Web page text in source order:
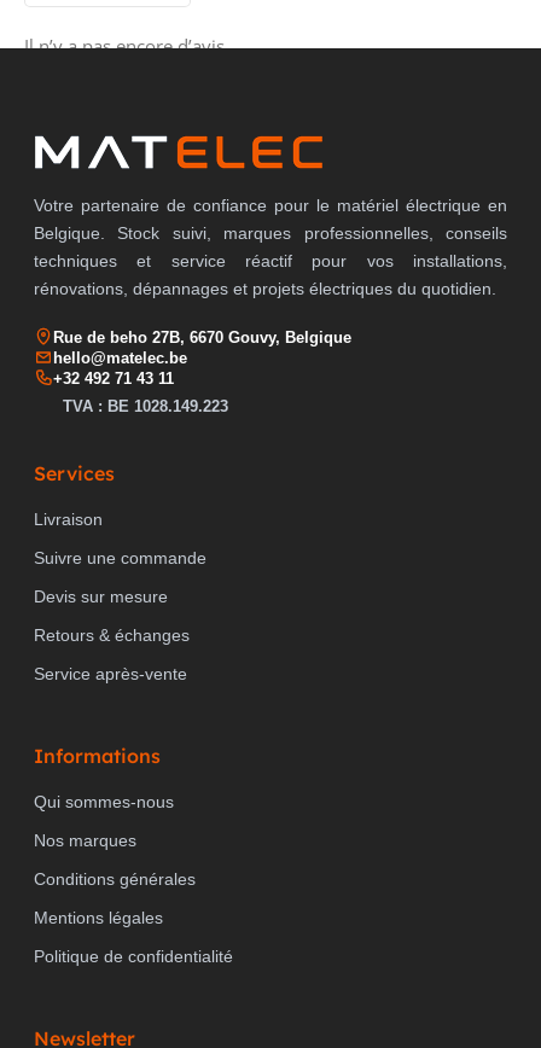
Il n’y a pas encore d’avis.
Votre partenaire de confiance pour le matériel électrique en
Belgique. Stock suivi, marques professionnelles, conseils
techniques et service réactif pour vos installations,
rénovations, dépannages et projets électriques du quotidien.
Rue de beho 27B, 6670 Gouvy, Belgique
hello@matelec.be
+32 492 71 43 11
TVA : BE 1028.149.223
Services
Livraison
Suivre une commande
Devis sur mesure
Retours & échanges
Service après-vente
Informations
Qui sommes-nous
Nos marques
Conditions générales
Mentions légales
Politique de confidentialité
Newsletter